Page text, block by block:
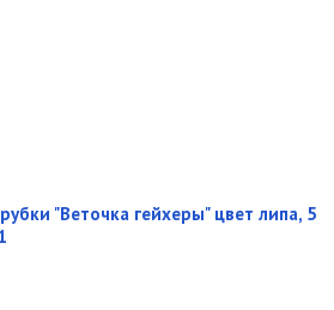
"Веточка гейхеры" цвет липа, 5